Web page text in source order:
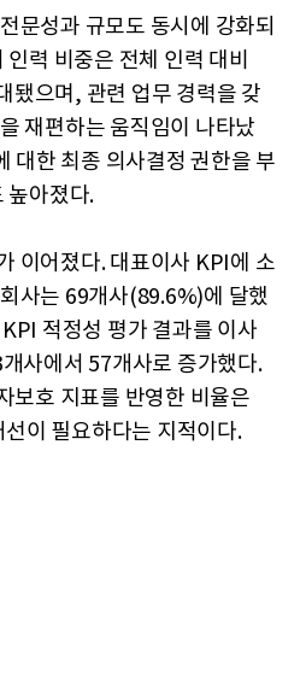
문성과 규모도 동시에 강화되
력 비중은 전체 인력 대비
됐으며, 관련 업무 경력을 갖
재편하는 움직임이 나타났
대한 최종 의사결정 권한을 부
높아졌다.
이어졌다. 대표이사 KPI에 소
사는 69개사(89.6%)에 달했
적정성 평가 결과를 이사
사에서 57개사로 증가했다.
보호 지표를 반영한 비율은
이 필요하다는 지적이다.